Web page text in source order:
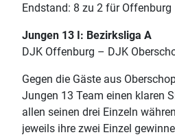
Endstand: 8 zu 2 für Offenburg
Jungen 13 I: Bezirksliga A
DJK Offenburg – DJK
Gegen die Gäste aus
Jungen 13 Team einen klaren
allen seinen drei Einzeln
jeweils ihre zwei Einzel